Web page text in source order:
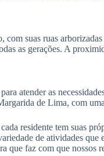
suas ruas
as gerações. A
atender as
de Lima, com
residente tem suas
de atividades que
que faz com que nossos